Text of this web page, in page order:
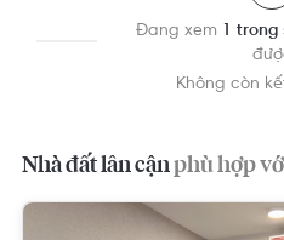
Đang xem 1 trong
Không còn
Nhà đất lân cậnphù hợp